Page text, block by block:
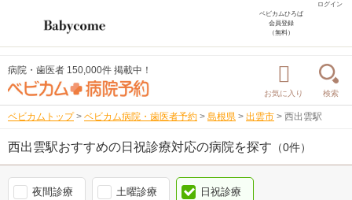
ログイン
ベビカムひろば
会員登録
（無料）
病院・歯医者 150,000件 掲載中！
お気に入り 検索
ベビカムトップ > ベビカム病院・歯医者予約 > 島根県 > 出雲市 > 西出雲駅
西出雲駅おすすめの日祝診療対応の病院を探す （0件）
夜間診療 土曜診療 日祝診療